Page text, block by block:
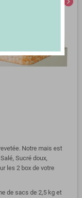
Notre mais est
Sucré doux,
les 2 box de votre
de sacs de 2,5 kg et